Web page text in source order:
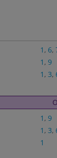
1 , 6,
1 , 9
1 , 3,
1 , 9
1 , 3,
1